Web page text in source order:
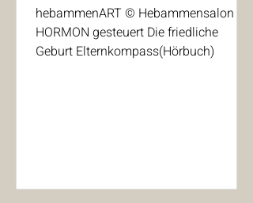
hebammenART © Hebammensalon
HORMON gesteuert Die friedliche
Geburt Elternkompass(Hörbuch)